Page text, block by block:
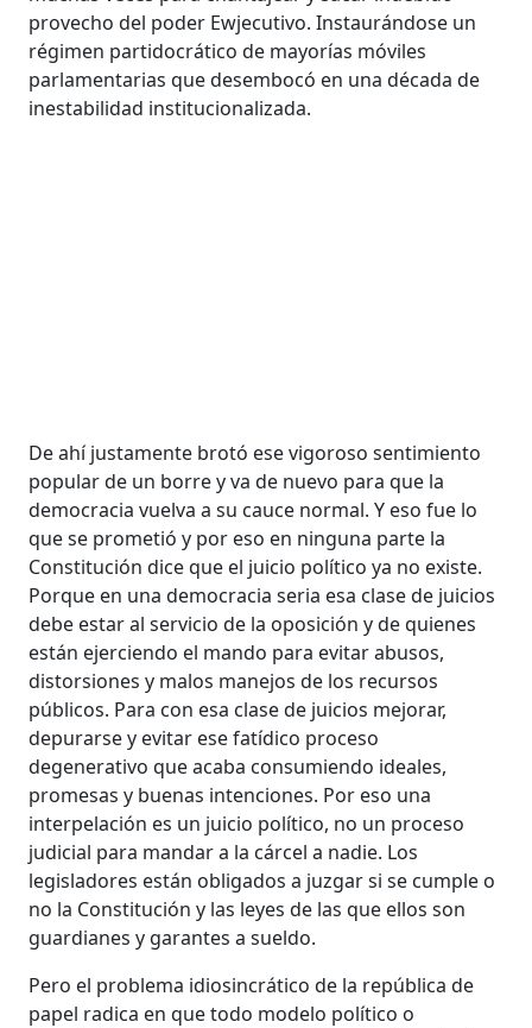
provecho del poder Ewjecutivo. Instaurándose un
régimen partidocrático de mayorías móviles
parlamentarias que desembocó en una década de
inestabilidad institucionalizada.
De ahí justamente brotó ese vigoroso sentimiento
popular de un borre y va de nuevo para que la
democracia vuelva a su cauce normal. Y eso fue lo
que se prometió y por eso en ninguna parte la
Constitución dice que el juicio político ya no existe.
Porque en una democracia seria esa clase de juicios
debe estar al servicio de la oposición y de quienes
están ejerciendo el mando para evitar abusos,
distorsiones y malos manejos de los recursos
públicos. Para con esa clase de juicios mejorar,
depurarse y evitar ese fatídico proceso
degenerativo que acaba consumiendo ideales,
promesas y buenas intenciones. Por eso una
interpelación es un juicio político, no un proceso
judicial para mandar a la cárcel a nadie. Los
legisladores están obligados a juzgar si se cumple o
no la Constitución y las leyes de las que ellos son
guardianes y garantes a sueldo.
Pero el problema idiosincrático de la república de
papel radica en que todo modelo político o